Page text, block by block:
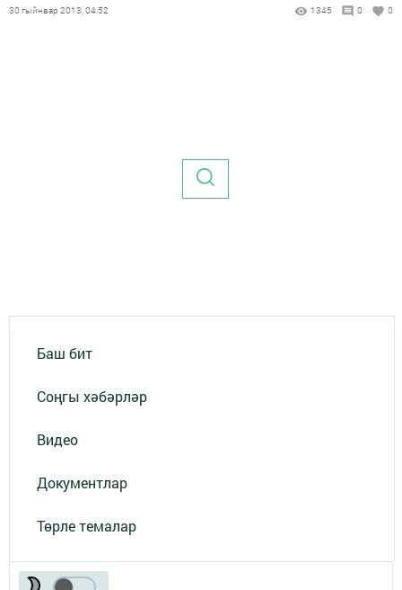
30 гыйнвар 2013, 04:52 1345 0 0
Баш бит
Соңгы хәбәрләр
Видео
Документлар
Төрле темалар